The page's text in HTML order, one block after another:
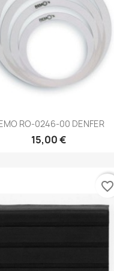
Brzi pregled
RO-0246-00 DENFER
15,00 €
favorite_border